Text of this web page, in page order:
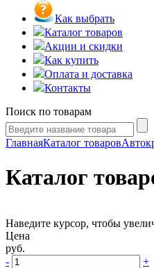
Как выбрать
Каталог товаров
Акции и скидки
Как купить
Оплата и доставка
Контакты
Поиск по товарам
ГлавнаяКаталог товаров
Каталог
Наведите курсор, чтобы
Цена
руб.
-
+